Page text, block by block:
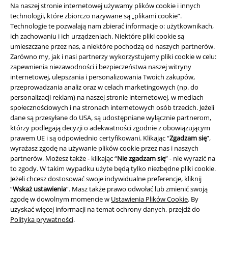
Na naszej stronie internetowej używamy plików cookie i innych
technologii, które zbiorczo nazywane są „plikami cookie”.
Technologie te pozwalają nam zbierać informacje o: użytkownikach,
ich zachowaniu i ich urządzeniach. Niektóre pliki cookie są
umieszczane przez nas, a niektóre pochodzą od naszych partnerów.
Zarówno my, jak i nasi partnerzy wykorzystujemy pliki cookie w celu:
zapewnienia niezawodności i bezpieczeństwa naszej witryny
internetowej, ulepszania i personalizowania Twoich zakupów,
przeprowadzania analiz oraz w celach marketingowych (np. do
personalizacji reklam) na naszej stronie internetowej, w mediach
społecznościowych i na stronach internetowych osób trzecich. Jeżeli
dane są przesyłane do USA, są udostępniane wyłącznie partnerom,
którzy podlegają decyzji o adekwatności zgodnie z obowiązującym
prawem UE i są odpowiednio certyfikowani. Klikając “Zgadzam się”,
wyrażasz zgodę na używanie plików cookie przez nas i naszych
partnerów. Możesz także - klikając “Nie zgadzam się” - nie wyrazić na
to zgody. W takim wypadku użyte będą tylko niezbędne pliki cookie.
Jeżeli chcesz dostosować swoje indywidualne preferencje, kliknij
“Wskaż ustawienia”. Masz także prawo odwołać lub zmienić swoją
zgodę w dowolnym momencie w Ustawienia Plików Cookie. By
uzyskać więcej informacji na temat ochrony danych, przejdź do
Polityka prywatności.
Informacje prawne
Regulamin
Dane firmy
Polityka prywatności
Unieszkodliwianie odpadów i ochrona środowiska
Deklaracja Zgodności
Informacje dotyczące dostępności